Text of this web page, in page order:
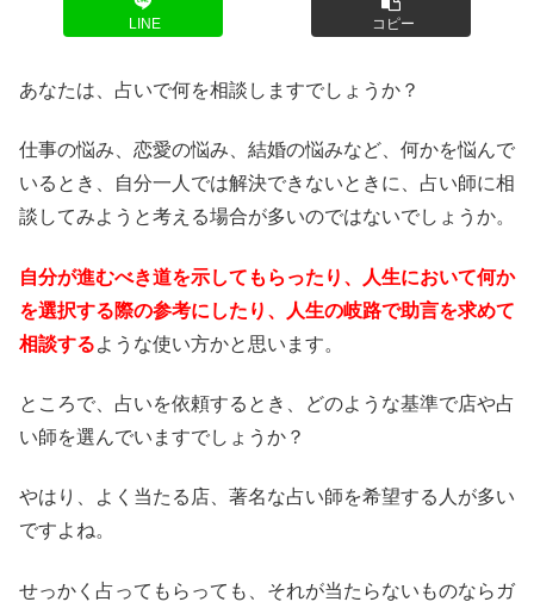
LINE コピー
あなたは、占いで何を相談しますでしょうか？
仕事の悩み、恋愛の悩み、結婚の悩みなど、何かを悩んで
いるとき、自分一人では解決できないときに、占い師に相
談してみようと考える場合が多いのではないでしょうか。
自分が進むべき道を示してもらったり、人生において何か
を選択する際の参考にしたり、人生の岐路で助言を求めて
相談するような使い方かと思います。
ところで、占いを依頼するとき、どのような基準で店や占
い師を選んでいますでしょうか？
やはり、よく当たる店、著名な占い師を希望する人が多い
ですよね。
せっかく占ってもらっても、それが当たらないものならガ